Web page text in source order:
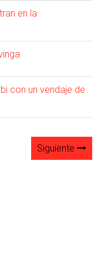
en la
con un vendaje de
Siguiente